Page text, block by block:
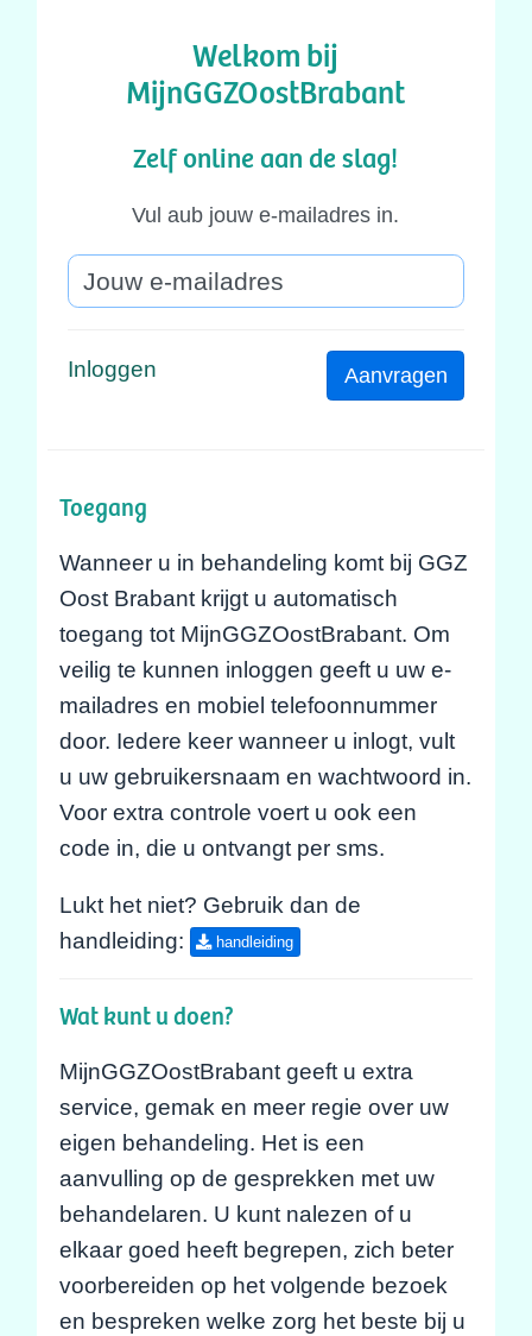
Welkom bij
MijnGGZOostBrabant
Zelf online aan de slag!
Vul aub jouw e-mailadres in.
Inloggen Aanvragen
Toegang
Wanneer u in behandeling komt bij GGZ
Oost Brabant krijgt u automatisch
toegang tot MijnGGZOostBrabant. Om
veilig te kunnen inloggen geeft u uw e-
mailadres en mobiel telefoonnummer
door. Iedere keer wanneer u inlogt, vult
u uw gebruikersnaam en wachtwoord in.
Voor extra controle voert u ook een
code in, die u ontvangt per sms.
Lukt het niet? Gebruik dan de
handleiding:
handleiding
Wat kunt u doen?
MijnGGZOostBrabant geeft u extra
service, gemak en meer regie over uw
eigen behandeling. Het is een
aanvulling op de gesprekken met uw
behandelaren. U kunt nalezen of u
elkaar goed heeft begrepen, zich beter
voorbereiden op het volgende bezoek
en bespreken welke zorg het beste bij u